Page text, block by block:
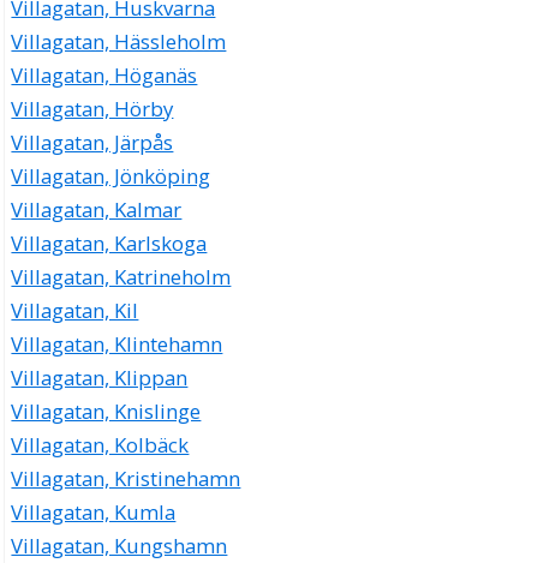
Villagatan, Huskvarna
Villagatan, Hässleholm
Villagatan, Höganäs
Villagatan, Hörby
Villagatan, Järpås
Villagatan, Jönköping
Villagatan, Kalmar
Villagatan, Karlskoga
Villagatan, Katrineholm
Villagatan, Kil
Villagatan, Klintehamn
Villagatan, Klippan
Villagatan, Knislinge
Villagatan, Kolbäck
Villagatan, Kristinehamn
Villagatan, Kumla
Villagatan, Kungshamn